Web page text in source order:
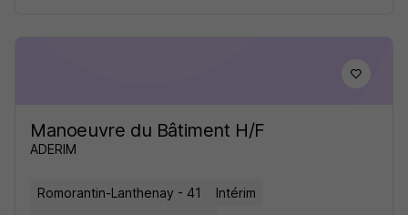
Manoeuvre du Bâtiment H/F
ADERIM
Romorantin-Lanthenay - 41
Intérim